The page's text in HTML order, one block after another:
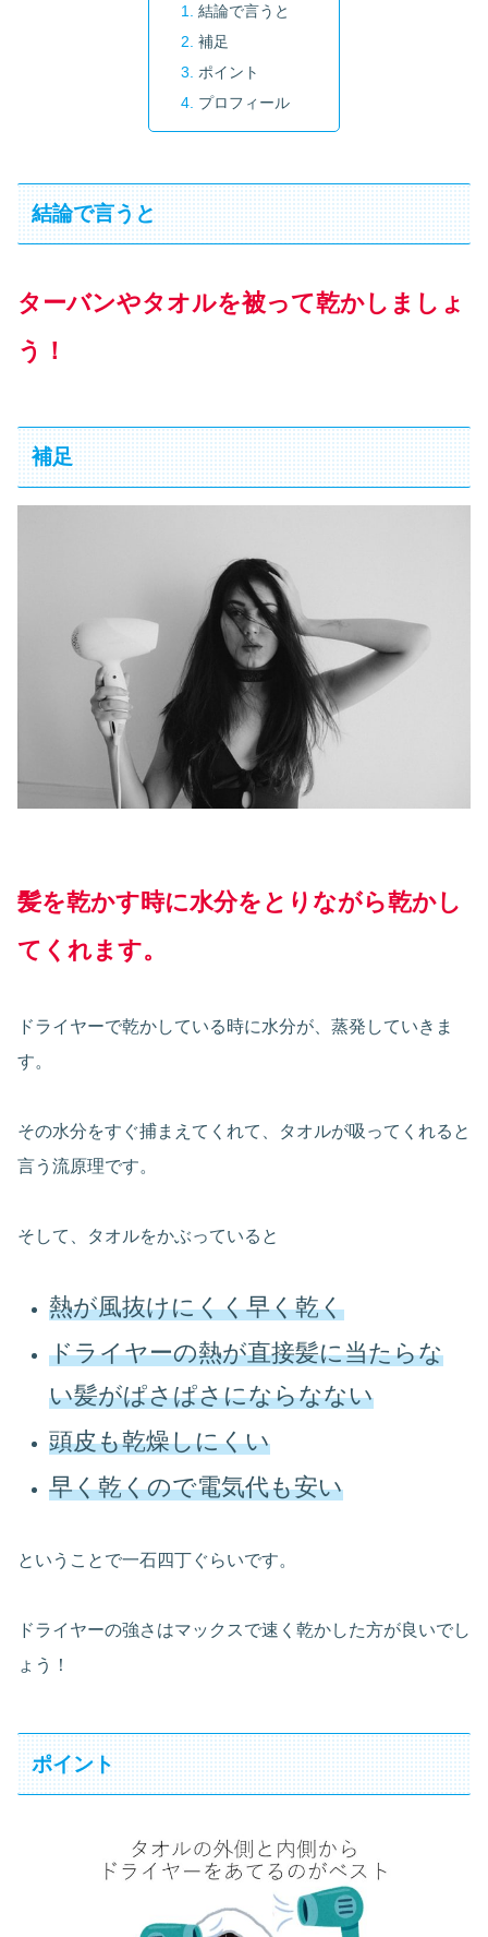
結論で言うと
補足
ポイント
プロフィール
結論で言うと
ターバンやタオルを被って乾かしましょ
う！
補足
髪を乾かす時に水分をとりながら乾かし
てくれます。
ドライヤーで乾かしている時に水分が、蒸発していきま
す。
その水分をすぐ捕まえてくれて、タオルが吸ってくれると
言う流原理です。
そして、タオルをかぶっていると
熱が風抜けにくく早く乾く
ドライヤーの熱が直接髪に当たらな
い髪がぱさぱさにならなない
頭皮も乾燥しにくい
早く乾くので電気代も安い
ということで一石四丁ぐらいです。
ドライヤーの強さはマックスで速く乾かした方が良いでし
ょう！
ポイント